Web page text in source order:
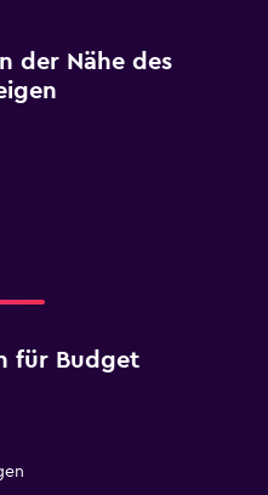
der Nähe des
für Budget